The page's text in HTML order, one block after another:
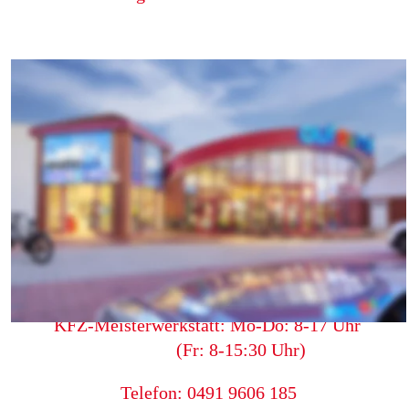
multi auto+rad
Osseweg 87 • 26789 Leer
Tel: 0491 96 06 188
auto@multi-markt.com
Anfahrt - hier klicken
Öffnungszeiten: Mo-Fr: 9-20 Uhr   (Sa: 9-19 Uhr)
KFZ-Meisterwerkstatt: Mo-Do: 8-17 Uhr
(Fr: 8-15:30 Uhr)
Telefon: 0491 9606 185